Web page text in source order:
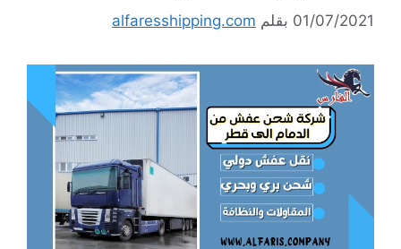
01/07/2021 بقلم alfaresshipping.com